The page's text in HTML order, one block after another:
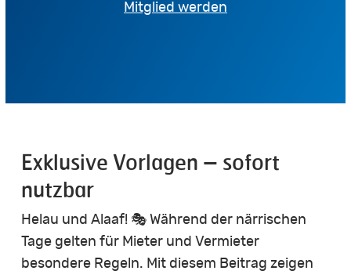
Mitglied werden
Exklusive Vorlagen – sofort
nutzbar
Helau und Alaaf! 🎭 Während der närrischen
Tage gelten für Mieter und Vermieter
besondere Regeln. Mit diesem Beitrag zeigen